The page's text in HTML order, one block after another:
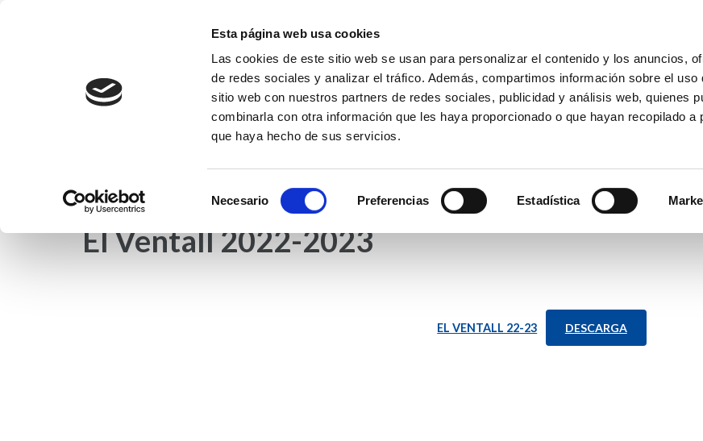
Esta página web usa cookies
Las cookies de este sitio web se usan para personalizar el contenido y los anuncios,
de redes sociales y analizar el tráfico. Además, compartimos información sobre el uso
sitio web con nuestros partners de redes sociales, publicidad y análisis web, quienes
combinarla con otra información que les haya proporcionado o que hayan recopilado a
que haya hecho de sus servicios.
de
Necesario Preferencias Estadística
Fundación EFI-Colegio La Purísima Alzira
Fundación Educativa Franciscanas de la Inmaculada
COLEGIO EFI ETAPAS HEMEROTECA PREMIOS SECRETARÍA
El Ventall 2022-2023
EL VENTALL 22-23 DESCARGA